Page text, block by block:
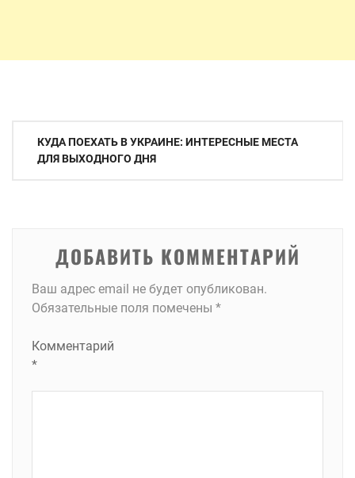
Навигация
КУДА ПОЕХАТЬ В УКРАИНЕ: ИНТЕРЕСНЫЕ МЕСТА
ДЛЯ ВЫХОДНОГО ДНЯ
ДОБАВИТЬ КОММЕНТАРИЙ
Ваш адрес email не будет опубликован.
Обязательные поля помечены *
Комментарий
*